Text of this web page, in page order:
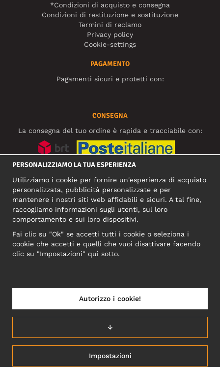
*Condizioni di acquisto e consegna
Condizioni di restituzione e sostituzione
Termini di reclamo
Privacy policy
Cookie-settings
PAGAMENTO
Pagamenti sicuri e protetti con:
CONSEGNA
La consegna del tuo ordine è rapida e tracciabile con:
INDIRIZZO COMMERCIALE
Narva mnt 5, EE-10117 Tallinn
Reg: 12356245
ITALIA/ITALIANO
PERSONALIZZIAMO LA TUA ESPERIENZA
Utilizziamo i cookie per fornire un'esperienza di acquisto
personalizzata, pubblicità personalizzate e per
mantenere i nostri siti web affidabili e sicuri. A tal fine,
raccogliamo informazioni sugli utenti, sul loro
comportamento e sui loro dispositivi.
Fai clic su "Ok" se accetti tutti i cookie o seleziona i
cookie che accetti e quelli che vuoi disattivare facendo
clic su "Impostazioni" qui sotto.
Impostazioni
↓
Autorizzo i cookie!